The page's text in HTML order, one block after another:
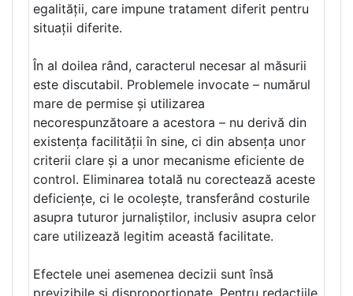
egalității, care impune tratament diferit pentru
situații diferite.
În al doilea rând, caracterul necesar al măsurii
este discutabil. Problemele invocate – numărul
mare de permise și utilizarea
necorespunzătoare a acestora – nu derivă din
existența facilității în sine, ci din absența unor
criterii clare și a unor mecanisme eficiente de
control. Eliminarea totală nu corectează aceste
deficiențe, ci le ocolește, transferând costurile
asupra tuturor jurnaliștilor, inclusiv asupra celor
care utilizează legitim această facilitate.
Efectele unei asemenea decizii sunt însă